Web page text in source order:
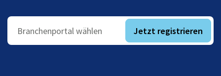
Branchenportal wählen Jetzt registrieren